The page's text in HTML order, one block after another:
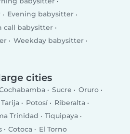
Evening babysitter
call babysitter
Weekday babysitter
cities
Sucre
Oruro
Tarija Potosí
Riberalta
Trinidad
Tiquipaya
Cotoca El Torno